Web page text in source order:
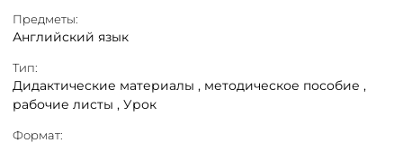
Предметы:
Английский язык
Тип:
Дидактические материалы , методическое пособие ,
рабочие листы , Урок
Формат: